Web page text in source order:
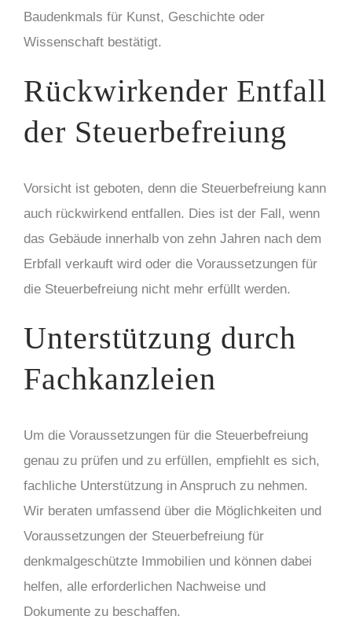
Baudenkmals für Kunst, Geschichte oder
Wissenschaft bestätigt.
Rückwirkender Entfall
der Steuerbefreiung
Vorsicht ist geboten, denn die Steuerbefreiung kann
auch rückwirkend entfallen. Dies ist der Fall, wenn
das Gebäude innerhalb von zehn Jahren nach dem
Erbfall verkauft wird oder die Voraussetzungen für
die Steuerbefreiung nicht mehr erfüllt werden.
Unterstützung durch
Fachkanzleien
Um die Voraussetzungen für die Steuerbefreiung
genau zu prüfen und zu erfüllen, empfiehlt es sich,
fachliche Unterstützung in Anspruch zu nehmen.
Wir beraten umfassend über die Möglichkeiten und
Voraussetzungen der Steuerbefreiung für
denkmalgeschützte Immobilien und können dabei
helfen, alle erforderlichen Nachweise und
Dokumente zu beschaffen.